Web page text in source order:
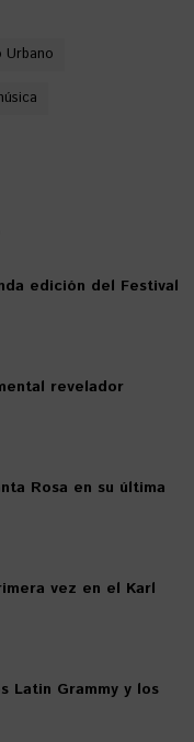
Urbano
edición del Festival
revelador
Rosa en su última
vez en el Karl
Latin Grammy y los